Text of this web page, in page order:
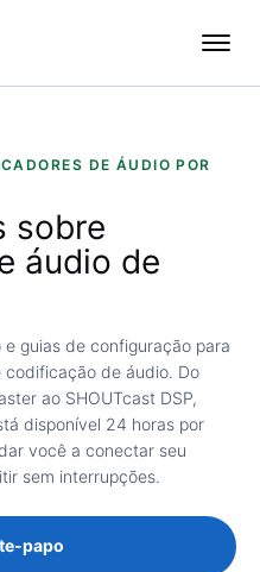
DE ÁUDIO POR
sobre
áudio de
guias de configuração para
de áudio. Do
ao SHOUTcast DSP,
disponível 24 horas por
você a conectar seu
sem interrupções.
papo